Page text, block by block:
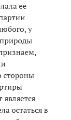
ее
у
стороны
остаться в